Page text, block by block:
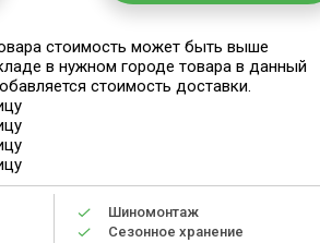
стоимость может быть выше
в нужном городе товара в данный
стоимость доставки.
Шиномонтаж
Сезонное хранение